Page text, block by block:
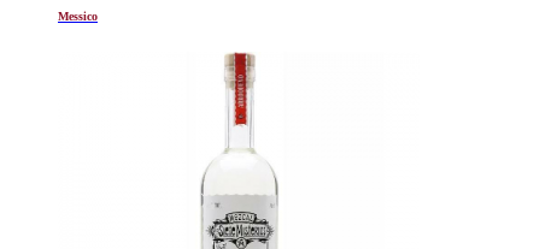
Messico